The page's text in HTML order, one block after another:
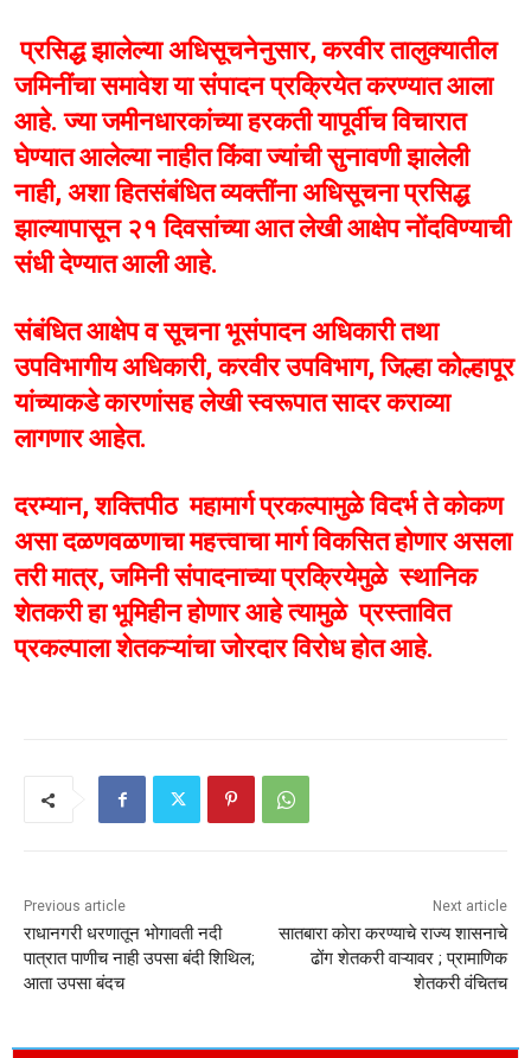
प्रसिद्ध झालेल्या अधिसूचनेनुसार, करवीर तालुक्यातील
जमिनींचा समावेश या संपादन प्रक्रियेत करण्यात आला
आहे. ज्या जमीनधारकांच्या हरकती यापूर्वीच विचारात
घेण्यात आलेल्या नाहीत किंवा ज्यांची सुनावणी झालेली
नाही, अशा हितसंबंधित व्यक्तींना अधिसूचना प्रसिद्ध
झाल्यापासून २१ दिवसांच्या आत लेखी आक्षेप नोंदविण्याची
संधी देण्यात आली आहे.
संबंधित आक्षेप व सूचना भूसंपादन अधिकारी तथा
उपविभागीय अधिकारी, करवीर उपविभाग, जिल्हा कोल्हापूर
यांच्याकडे कारणांसह लेखी स्वरूपात सादर कराव्या
लागणार आहेत.
दरम्यान, शक्तिपीठ महामार्ग प्रकल्पामुळे विदर्भ ते कोकण
असा दळणवळणाचा महत्त्वाचा मार्ग विकसित होणार असला
तरी मात्र, जमिनी संपादनाच्या प्रक्रियेमुळे स्थानिक
शेतकरी हा भूमिहीन होणार आहे त्यामुळे प्रस्तावित
प्रकल्पाला शेतकऱ्यांचा जोरदार विरोध होत आहे.
Previous article
राधानगरी धरणातून भोगावती नदी
पात्रात पाणीच नाही उपसा बंदी शिथिल;
आता उपसा बंदच
Next article
सातबारा कोरा करण्याचे राज्य शासनाचे
ढोंग शेतकरी वाऱ्यावर ; प्रामाणिक
शेतकरी वंचितच